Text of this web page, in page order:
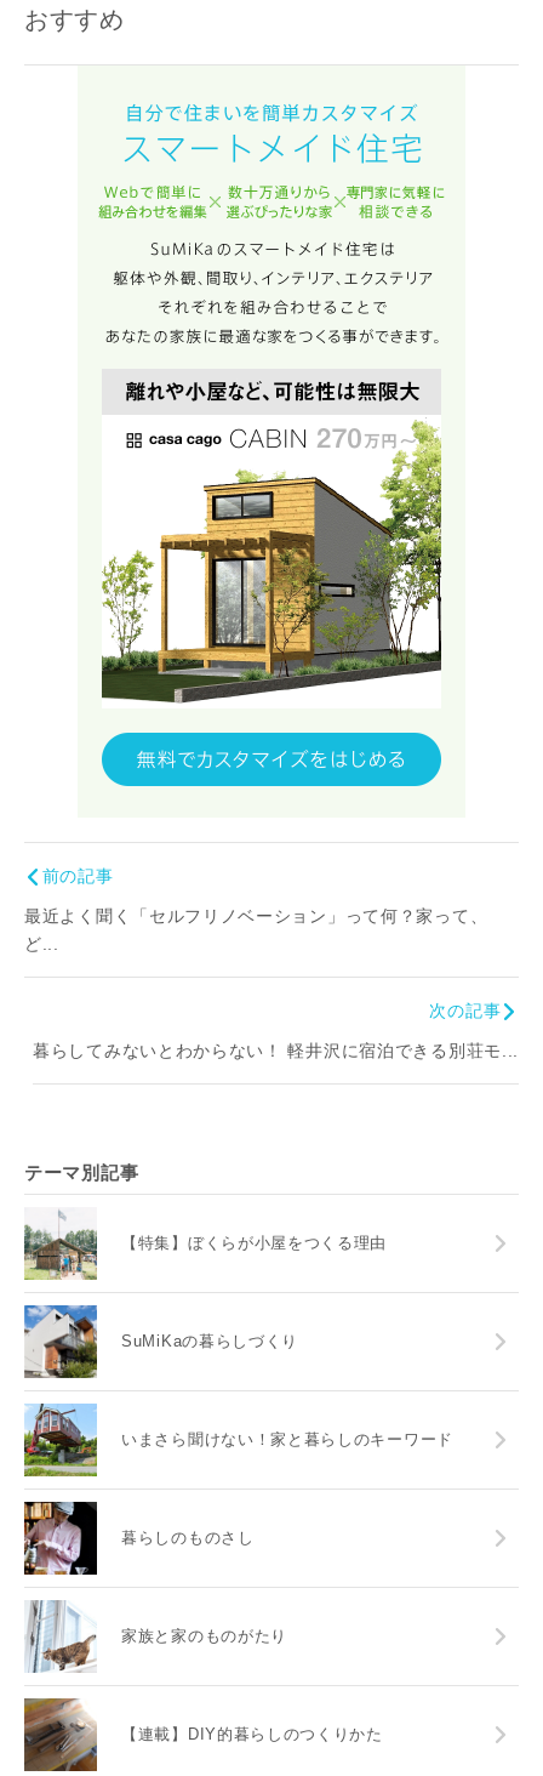
おすすめ
前の記事
最近よく聞く「セルフリノベーション」って何？家って、
ど...
次の記事
暮らしてみないとわからない！ 軽井沢に宿泊できる別荘モ...
テーマ別記事
【特集】ぼくらが小屋をつくる理由
SuMiKaの暮らしづくり
いまさら聞けない！家と暮らしのキーワード
暮らしのものさし
家族と家のものがたり
【連載】DIY的暮らしのつくりかた